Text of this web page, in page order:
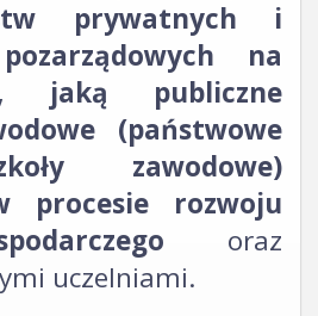
prywatnych i
na
jaką publiczne
(państwowe
zawodowe)
procesie rozwoju
oraz
uczelniami.